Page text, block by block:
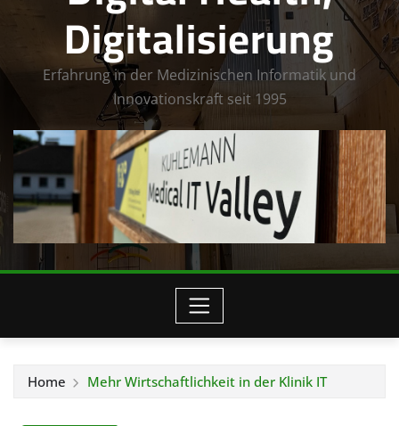
Digitalisierung
Erfahrung in der Medizinischen Informatik und
Innovationskraft seit 1995
Home Mehr Wirtschaftlichkeit in der Klinik IT